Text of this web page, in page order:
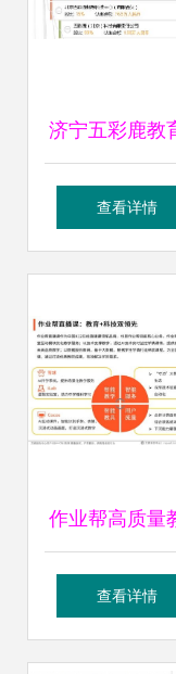
济宁五彩鹿教
询有限责任公
务
查看详情
作业帮高质量
服务推进教育
查看详情